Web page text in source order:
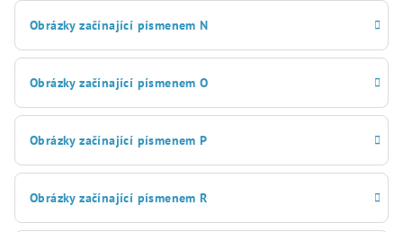
Obrázky začínající písmenem N
Obrázky začínající písmenem O
Obrázky začínající písmenem P
Obrázky začínající písmenem R